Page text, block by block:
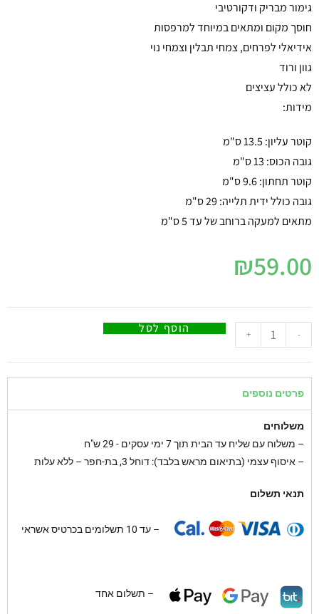
גימור מבריק ודקורטיבי
חוסך מקום ומתאים במיוחד למרפסות
אידיאלי לפרחים, צמחי תבלין וצמחי נוי
גוון ורוד
לא כולל עציצים
מידות:
קוטר עליון: 13.5 ס"מ
גובה הכוס: 13 ס"מ
קוטר תחתון: 9.6 ס"מ
גובה כולל ידית תלייה: 29 ס"מ
מתאים למעקה ברוחב של עד 5 ס"מ
₪59.00
-
+ הוסף לסל
פרטים נוספים
משלוחים
– משלוח עם שליח עד הבית תוך 7 ימי עסקים - 29 ש"ח
– איסוף עצמי (בתיאום מראש בלבד): דוחל 3, בת-חפר – ללא עלות
תנאי תשלום
– עד 10 תשלומים בכרטיס אשראי
– תשלום אחד